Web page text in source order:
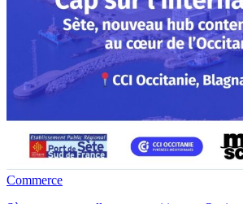
Commerce